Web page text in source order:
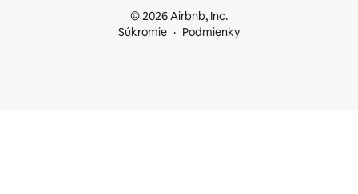
© 2026 Airbnb, Inc.
Súkromie
Podmienky